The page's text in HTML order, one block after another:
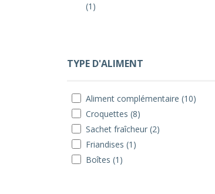
(1)
TYPE D'ALIMENT
Aliment complémentaire (10)
Croquettes (8)
Sachet fraîcheur (2)
Friandises (1)
Boîtes (1)